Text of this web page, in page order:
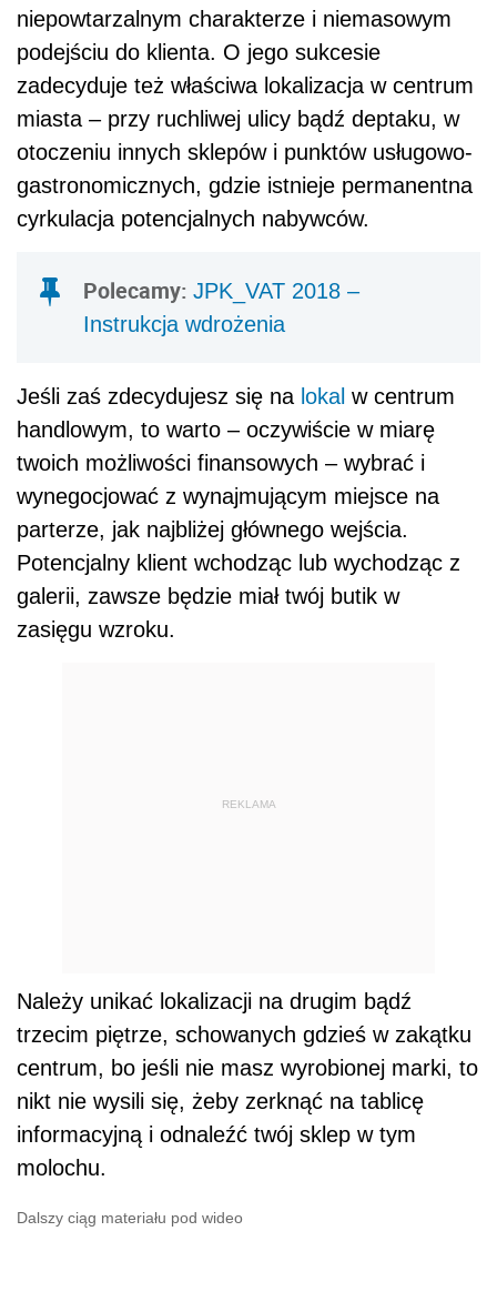
niepowtarzalnym charakterze i niemasowym
podejściu do klienta. O jego sukcesie
zadecyduje też właściwa lokalizacja w centrum
miasta – przy ruchliwej ulicy bądź deptaku, w
otoczeniu innych sklepów i punktów usługowo-
gastronomicznych, gdzie istnieje permanentna
cyrkulacja potencjalnych nabywców.
Polecamy: JPK_VAT 2018 –
Instrukcja wdrożenia
Jeśli zaś zdecydujesz się na lokal w centrum
handlowym, to warto – oczywiście w miarę
twoich możliwości finansowych – wybrać i
wynegocjować z wynajmującym miejsce na
parterze, jak najbliżej głównego wejścia.
Potencjalny klient wchodząc lub wychodząc z
galerii, zawsze będzie miał twój butik w
zasięgu wzroku.
REKLAMA
Należy unikać lokalizacji na drugim bądź
trzecim piętrze, schowanych gdzieś w zakątku
centrum, bo jeśli nie masz wyrobionej marki, to
nikt nie wysili się, żeby zerknąć na tablicę
informacyjną i odnaleźć twój sklep w tym
molochu.
Dalszy ciąg materiału pod wideo